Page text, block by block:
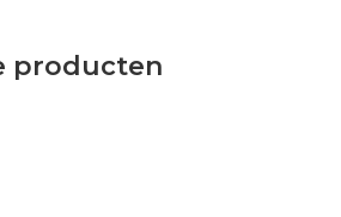
producten